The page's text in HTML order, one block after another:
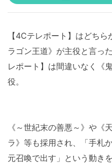
【4Cテレポート】はどち
ラゴン王道》が主役と言っ
レポート】は間違いなく《
役。
《～世紀末の善悪～》や《
ラ》等も採用され、「手札
元召喚で出す」という動き